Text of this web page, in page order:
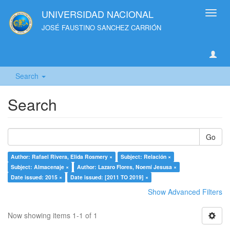
UNIVERSIDAD NACIONAL
JOSÉ FAUSTINO SANCHEZ CARRIÓN
Search
Search
Go
Author: Rafael Rivera, Elida Rosmery ×
Subject: Relación ×
Subject: Almacenaje ×
Author: Lazaro Flores, Noemí Jesusa ×
Date issued: 2015 ×
Date issued: [2011 TO 2019] ×
Show Advanced Filters
Now showing items 1-1 of 1